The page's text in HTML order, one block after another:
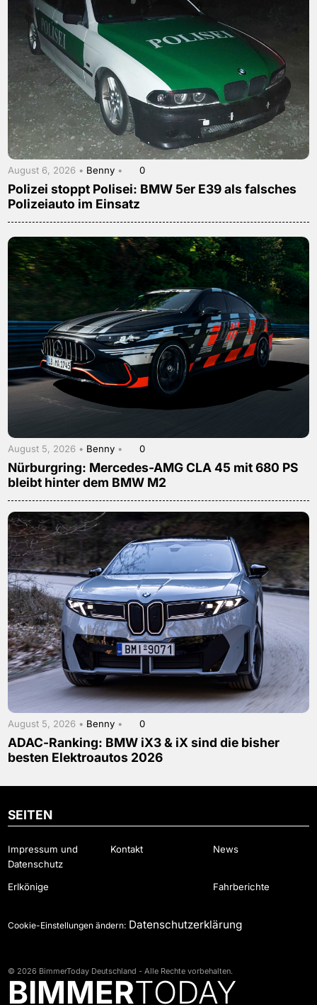
August 6, 2026 • Benny • 0
Polizei stoppt Polisei: BMW 5er E39 als falsches
Polizeiauto im Einsatz
August 5, 2026 • Benny • 0
Nürburgring: Mercedes-AMG CLA 45 mit 680 PS
bleibt hinter dem BMW M2
August 5, 2026 • Benny • 0
ADAC-Ranking: BMW iX3 & iX sind die bisher
besten Elektroautos 2026
SEITEN
Impressum und
Datenschutz
Kontakt News
Erlkönige Fahrberichte
Cookie-Einstellungen ändern: Datenschutzerklärung
© 2026 BimmerToday Deutschland - Alle Rechte vorbehalten.
BIMMERTODAY